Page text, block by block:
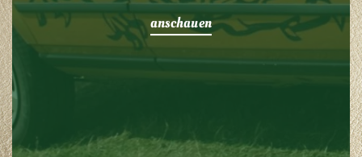
anschauen